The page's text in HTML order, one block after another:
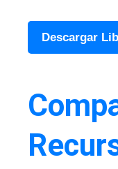
Descargar